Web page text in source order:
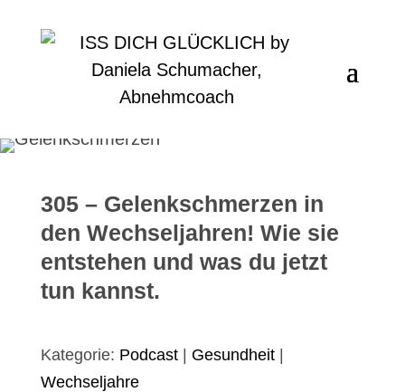
305 – Gelenkschmerzen in
den Wechseljahren! Wie sie
entstehen und was du jetzt
tun kannst.
Kategorie: Podcast| Gesundheit|
Wechseljahre